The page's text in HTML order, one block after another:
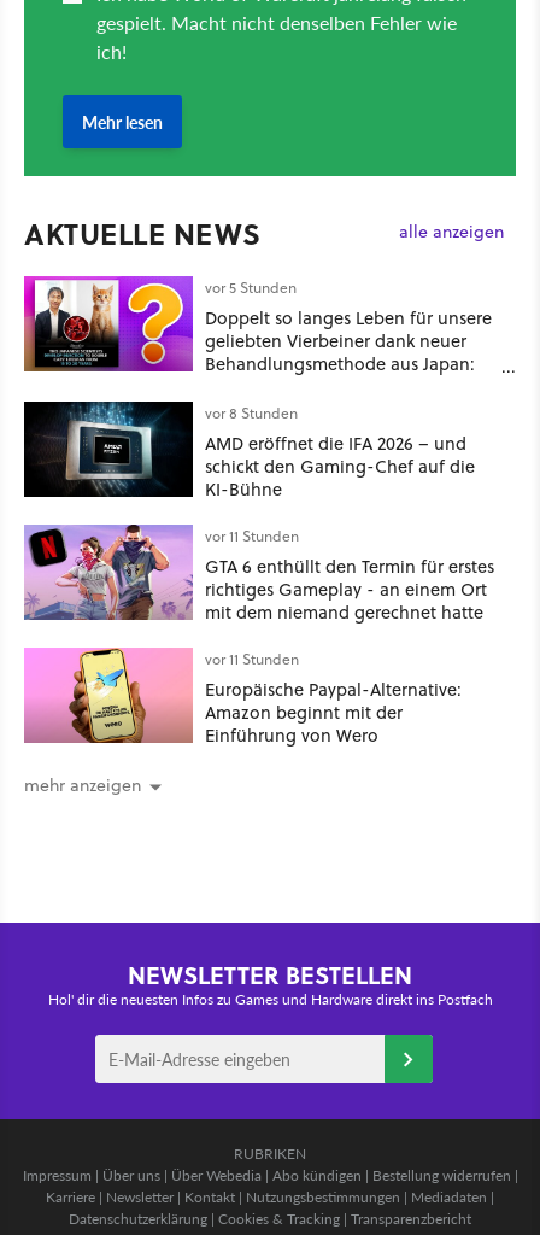
AKTUELLE NEWS alle anzeigen
vor 5 Stunden
Doppelt so langes Leben für unsere
geliebten Vierbeiner dank neuer
Behandlungsmethode aus Japan:
Kommentare zeigt, dass es nicht so
einfach ist
vor 8 Stunden
AMD eröffnet die IFA 2026 – und
schickt den Gaming-Chef auf die
KI-Bühne
vor 11 Stunden
GTA 6 enthüllt den Termin für erstes
richtiges Gameplay - an einem Ort
mit dem niemand gerechnet hatte
vor 11 Stunden
Europäische Paypal-Alternative:
Amazon beginnt mit der
Einführung von Wero
mehr anzeigen
NEWSLETTER BESTELLEN
Hol' dir die neuesten Infos zu Games und Hardware direkt ins Postfach
RUBRIKEN
Impressum | Über uns| Über Webedia | Abo kündigen | Bestellung widerrufen |
Karriere | Newsletter | Kontakt | Nutzungsbestimmungen | Mediadaten |
Datenschutzerklärung | Cookies & Tracking | Transparenzbericht